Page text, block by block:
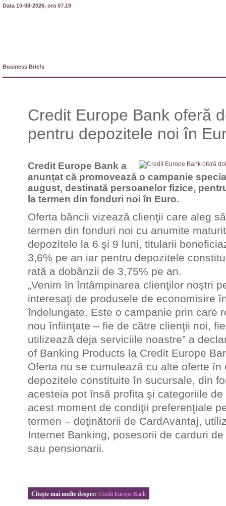
Data 10-08-2026, ora 07.19
Business Briefs
Credit Europe Bank oferă
pentru depozitele noi în
Credit Europe Bank a
anunţat că promovează o campanie
august, destinată persoanelor fizice,
la termen din fonduri noi în Euro.
Oferta băncii vizează clienţii care aleg
termen din fonduri noi cu anumite
depozitele la 6 şi 9 luni, titularii
3,6% pe an iar pentru depozitele
rată a dobânzii de 3,75% pe an.
„Venim în întâmpinarea clienţilor noştri
interesaţi de produsele de economisire
îndelungate. Este o campanie prin care
nou înfiinţate – fie de către clienţii noi,
utilizează deja serviciile noastre” a
of Banking Products la Credit Europe
Oferta nu se cumulează cu alte oferte
depozitele constituite în sucursale, din
acesteia pot însă profita şi categoriile
acest moment de condiţii preferenţiale
termen – deţinătorii de CardAvantaj,
Internet Banking, posesorii de carduri
sau pensionarii.
Citeşte mai multe despre: Credit Europe Bank